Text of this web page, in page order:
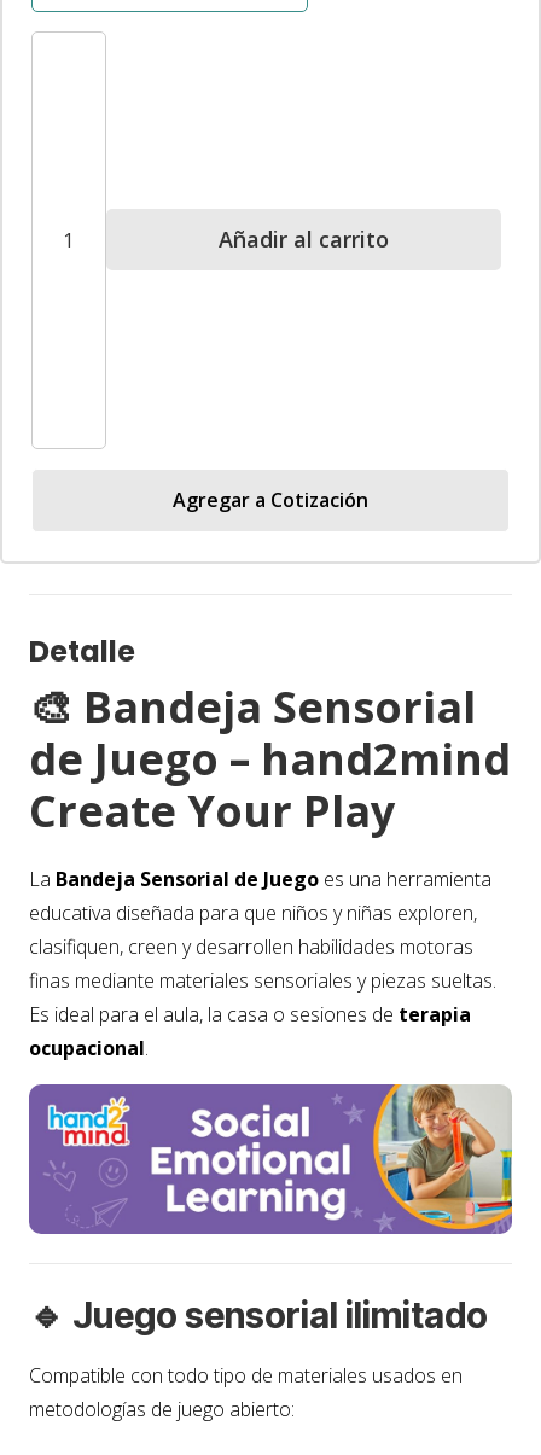
Excelente paraterapia ocupacional
Create
Añadir al carrito
Agregar a Cotización
Detalle
🎨 Bandeja Sensorial
de Juego – hand2mind
Create Your Play
La Bandeja Sensorial de Juego es una herramienta
educativa diseñada para que niños y niñas exploren,
clasifiquen, creen y desarrollen habilidades motoras
finas mediante materiales sensoriales y piezas sueltas.
Es ideal para el aula, la casa o sesiones de terapia
ocupacional.
🔹 Juego sensorial ilimitado
Compatible con todo tipo de materiales usados en
metodologías de juego abierto: